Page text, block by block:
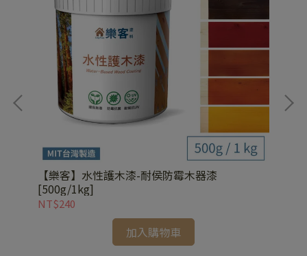
【樂客】水性護木漆-耐侯防霉木器漆
[500g/1kg]
NT$240
加入購物車